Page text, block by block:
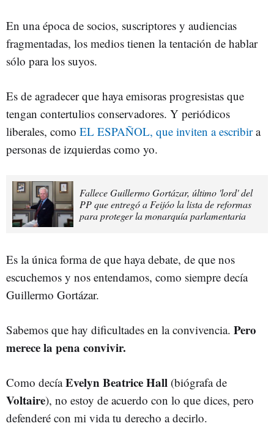
En una época de socios, suscriptores y audiencias
fragmentadas, los medios tienen la tentación de hablar
sólo para los suyos.
Es de agradecer que haya emisoras progresistas que
tengan contertulios conservadores. Y periódicos
liberales, como EL ESPAÑOL, que inviten a escribira
personas de izquierdas como yo.
Fallece Guillermo Gortázar, último 'lord' del
PP que entregó a Feijóo la lista de reformas
para proteger la monarquía parlamentaria
Es la única forma de que haya debate, de que nos
escuchemos y nos entendamos, como siempre decía
Guillermo Gortázar.
Sabemos que hay dificultades en la convivencia. Pero
merece la pena convivir.
Como decíaEvelyn Beatrice Hall (biógrafa de
Voltaire), no estoy de acuerdo con lo que dices, pero
defenderé con mi vida tu derecho a decirlo.